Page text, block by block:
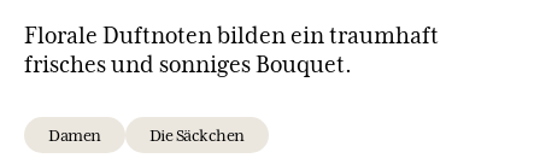
Florale Duftnoten bilden ein traumhaft
frisches und sonniges Bouquet.
Damen Die Säckchen